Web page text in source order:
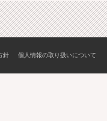
針 個人情報の取り扱いについて